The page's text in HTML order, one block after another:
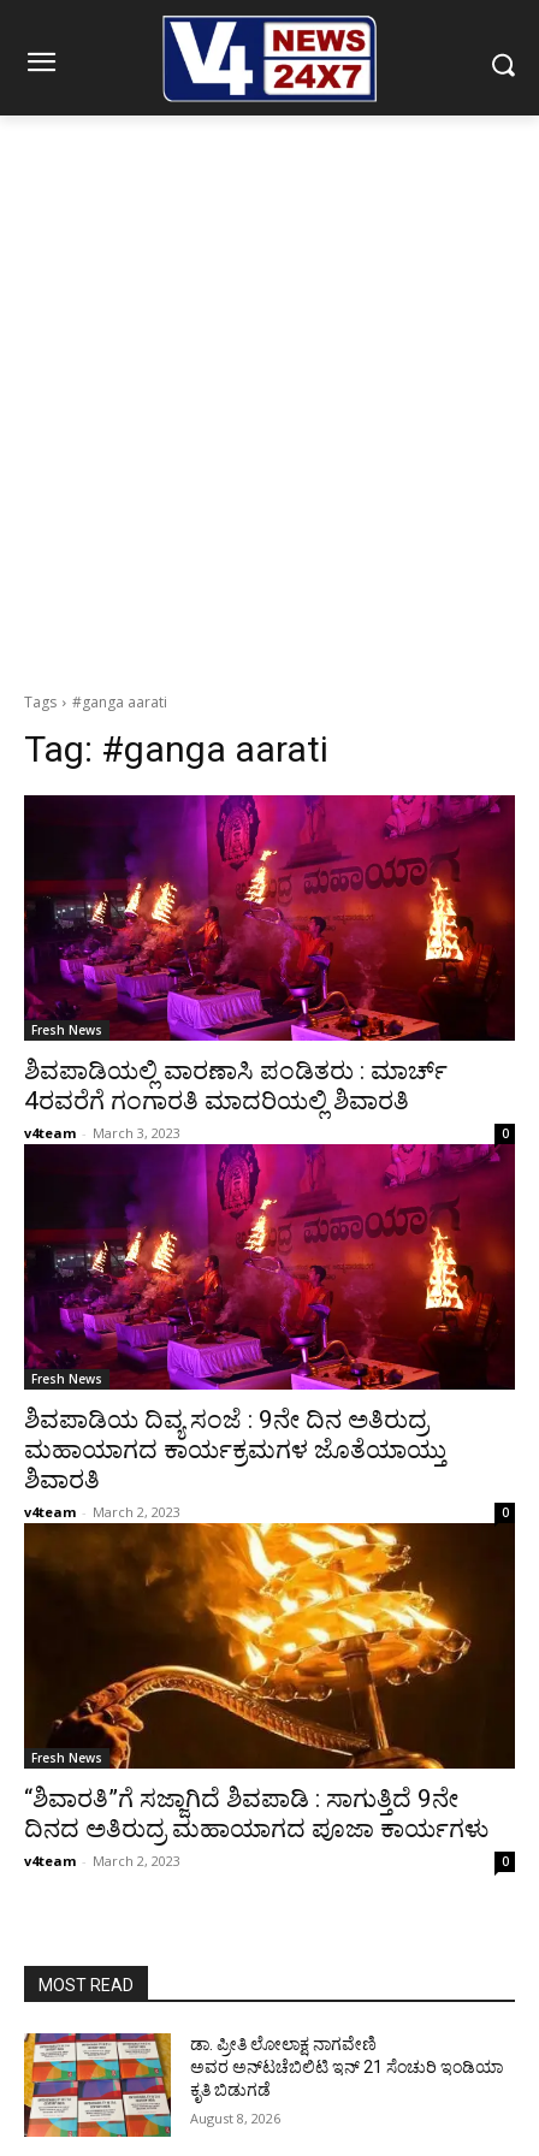
Tags #ganga aarati
Tag: #ganga aarati
Fresh News
ಶಿವಪಾಡಿಯಲ್ಲಿ ವಾರಣಾಸಿ ಪಂಡಿತರು : ಮಾರ್ಚ್
4ರವರೆಗೆ ಗಂಗಾರತಿ ಮಾದರಿಯಲ್ಲಿ ಶಿವಾರತಿ
v4team - March 3, 2023 0
Fresh News
ಶಿವಪಾಡಿಯ ದಿವ್ಯ ಸಂಜೆ : 9ನೇ ದಿನ ಅತಿರುದ್ರ
ಮಹಾಯಾಗದ ಕಾರ್ಯಕ್ರಮಗಳ ಜೊತೆಯಾಯ್ತು
ಶಿವಾರತಿ
v4team - March 2, 2023 0
Fresh News
“ಶಿವಾರತಿ”ಗೆ ಸಜ್ಜಾಗಿದೆ ಶಿವಪಾಡಿ : ಸಾಗುತ್ತಿದೆ 9ನೇ
ದಿನದ ಅತಿರುದ್ರ ಮಹಾಯಾಗದ ಪೂಜಾ ಕಾರ್ಯಗಳು
v4team - March 2, 2023 0
MOST READ
ಡಾ. ಪ್ರೀತಿ ಲೋಲಾಕ್ಷ ನಾಗವೇಣಿ
ಅವರ ಅನ್‌ಟಚೆಬಿಲಿಟಿ ಇನ್ 21 ಸೆಂಚುರಿ ಇಂಡಿಯಾ
ಕೃತಿ ಬಿಡುಗಡೆ
August 8, 2026